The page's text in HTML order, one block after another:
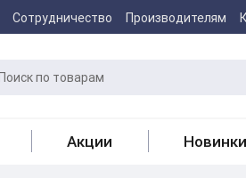
Сотрудничество Производителям
Акции Новинки